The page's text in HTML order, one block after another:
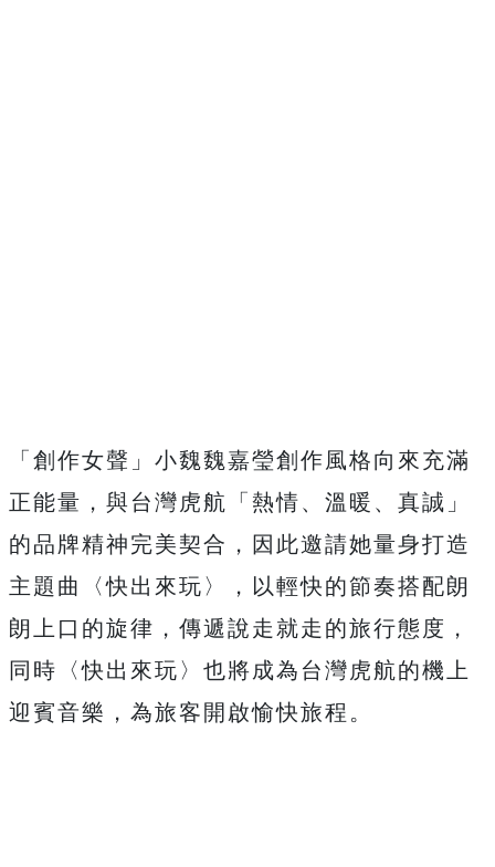
「創作女聲」小魏魏嘉瑩創作風格向來充滿
正能量，與台灣虎航「熱情、溫暖、真誠」
的品牌精神完美契合，因此邀請她量身打造
主題曲〈快出來玩〉， 以輕快的節奏搭配朗
朗上口的旋律，傳遞說走就走的旅行態度，
同時〈快出來玩〉也將成為台灣虎航的機上
迎賓音樂， 為旅客開啟愉快旅程。